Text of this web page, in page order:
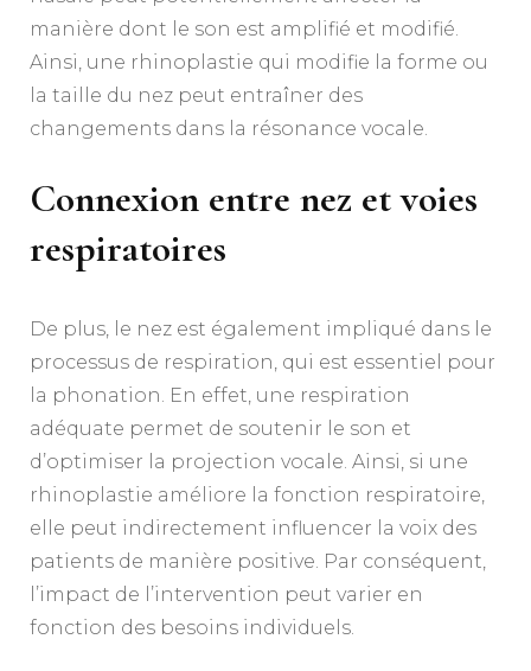
manière dont le son est amplifié et modifié.
Ainsi, une rhinoplastie qui modifie la forme ou
la taille du nez peut entraîner des
changements dans la résonance vocale.
Connexion entre nez et voies
respiratoires
De plus, le nez est également impliqué dans le
processus de respiration, qui est essentiel pour
la phonation. En effet, une respiration
adéquate permet de soutenir le son et
d’optimiser la projection vocale. Ainsi, si une
rhinoplastie améliore la fonction respiratoire,
elle peut indirectement influencer la voix des
patients de manière positive. Par conséquent,
l’impact de l’intervention peut varier en
fonction des besoins individuels.